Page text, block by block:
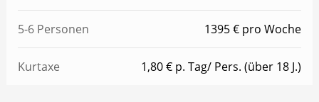
5-6 Personen 1395 € pro Woche
Kurtaxe 1,80 € p. Tag/ Pers. (über 18 J.)